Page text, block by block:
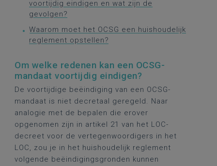
voortijdig eindigen en wat zijn de
gevolgen?
Waarom moet het OCSG een huishoudelijk
reglement opstellen?
Om welke redenen kan een OCSG-
mandaat voortijdig eindigen?
De voortijdige beëindiging van een OCSG-
mandaat is niet decretaal geregeld. Naar
analogie met de bepalen die erover
opgenomen zijn in artikel 21 van het LOC-
decreet voor de vertegenwoordigers in het
LOC, zou je in het huishoudelijk reglement
volgende beëindigingsgronden kunnen